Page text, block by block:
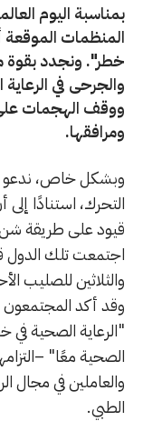
بمناسبة اليوم
المنظمات الموقعة
خطر". ونجدد بقوة
والجرحى في
ووقف الهجمات على
ومرافقها.
وبشكل خاص، ندعو
التحرك، استنادًا
قيود على طريقة شن
اجتمعت تلك الدول
والثلاثين للصليب
"الرعاية الصحية
الصحية معًا"
والعاملين في مجال
الطبي.